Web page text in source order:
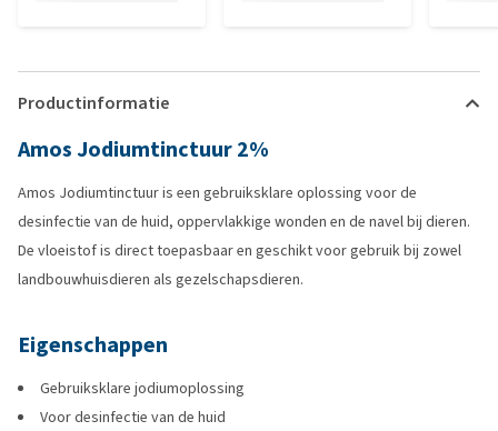
Productinformatie
Amos Jodiumtinctuur 2%
Amos Jodiumtinctuur is een gebruiksklare oplossing voor de
desinfectie van de huid, oppervlakkige wonden en de navel bij dieren.
De vloeistof is direct toepasbaar en geschikt voor gebruik bij zowel
landbouwhuisdieren als gezelschapsdieren.
Eigenschappen
Gebruiksklare jodiumoplossing
Voor desinfectie van de huid